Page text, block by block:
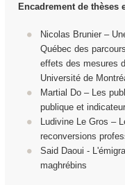
Encadrement de thèses
Nicolas Brunier –
Québec des
effets des mesures
Université de
Martial Do – Les
publique et
Ludivine Le Gros –
reconversions
Said Daoui -
maghrébins